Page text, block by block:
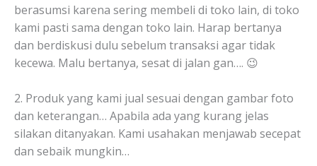
berasumsi karena sering membeli di toko lain, di toko
kami pasti sama dengan toko lain. Harap bertanya
dan berdiskusi dulu sebelum transaksi agar tidak
kecewa. Malu bertanya, sesat di jalan gan…. 😉
2. Produk yang kami jual sesuai dengan gambar foto
dan keterangan… Apabila ada yang kurang jelas
silakan ditanyakan. Kami usahakan menjawab secepat
dan sebaik mungkin…